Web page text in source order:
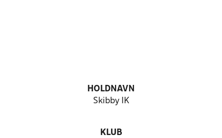
HOLDNAVN
Skibby IK
KLUB